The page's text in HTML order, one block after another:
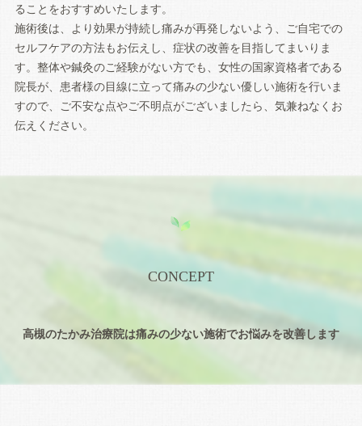
ることをおすすめいたします。
施術後は、より効果が持続し痛みが再発しないよう、ご自宅での
セルフケアの方法もお伝えし、症状の改善を目指してまいりま
す。整体や鍼灸のご経験がない方でも、女性の国家資格者である
院長が、患者様の目線に立って痛みの少ない優しい施術を行いま
すので、ご不安な点やご不明点がございましたら、気兼ねなくお
伝えください。
高槻のたかみ治療院は痛みの少ない施術でお悩みを改善します
CONCEPT